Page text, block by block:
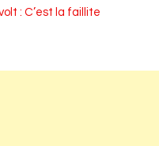
: C’est la faillite